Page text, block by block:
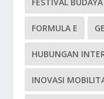
FORMULA E
HUBUNGAN
INOVASI